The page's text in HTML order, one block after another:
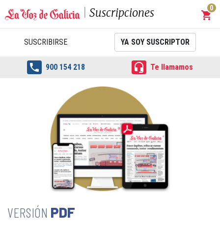
Suscripciones shopping_cart
0
SUSCRIBIRSE YA SOY SUSCRIPTOR
 900 154 218  Te llamamos
PDF